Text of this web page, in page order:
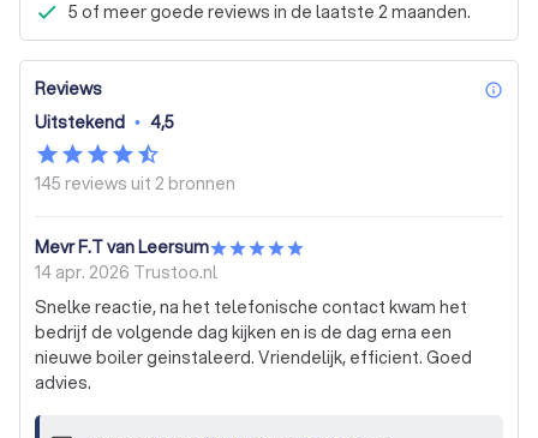
5 of meer goede reviews in de laatste 2 maanden.
Reviews
Uitstekend • 4,5
145 reviews uit 2 bronnen
Mevr F.T van Leersum
14 apr. 2026 Trustoo.nl
Snelke reactie, na het telefonische contact kwam het
bedrijf de volgende dag kijken en is de dag erna een
nieuwe boiler geinstaleerd. Vriendelijk, efficient. Goed
advies.